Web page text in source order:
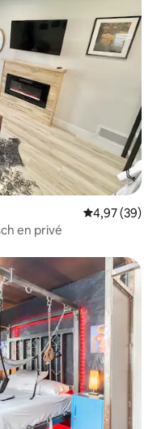
Gemiddelde
4,97 (39)
en privé